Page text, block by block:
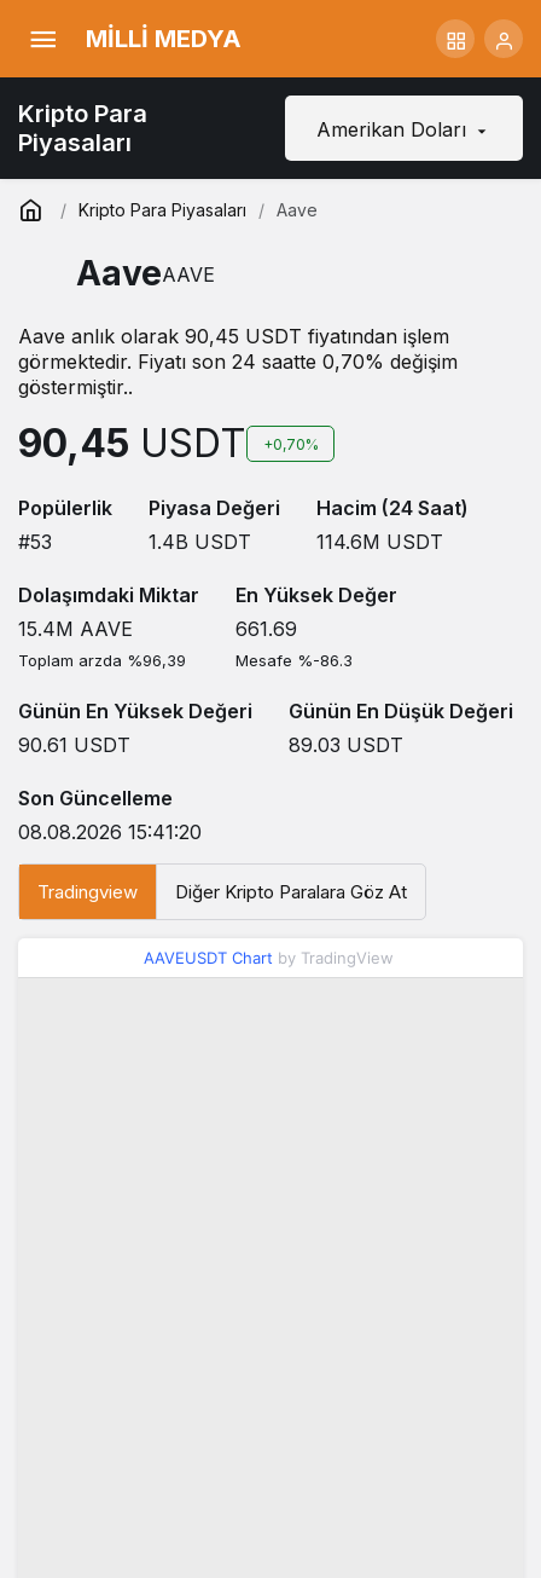
MİLLİ MEDYA
Kripto Para
Piyasaları
Amerikan Doları
Kripto Para Piyasaları Aave
AaveAAVE
Aave anlık olarak 90,45 USDT fiyatından işlem
görmektedir. Fiyatı son 24 saatte 0,70% değişim
göstermiştir..
90,45 USDT +0,70%
Popülerlik
#53
Piyasa Değeri
1.4B USDT
Hacim (24 Saat)
114.6M USDT
Dolaşımdaki Miktar
15.4M AAVE
Toplam arzda %96,39
En Yüksek Değer
661.69
Mesafe %-86.3
Günün En Yüksek Değeri
90.61 USDT
Günün En Düşük Değeri
89.03 USDT
Son Güncelleme
08.08.2026 15:41:20
Tradingview Diğer Kripto Paralara Göz At
AAVEUSDT Chart by TradingView